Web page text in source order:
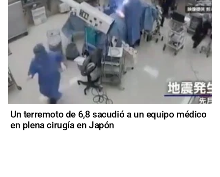
Un terremoto de 6,8 sacudió a un equipo médico
en plena cirugía en Japón